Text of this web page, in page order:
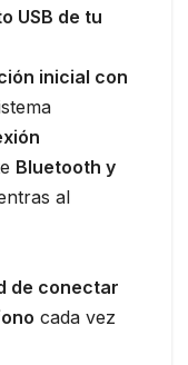
USB de tu
inicial con
Bluetooth y
al
de conectar
cada vez